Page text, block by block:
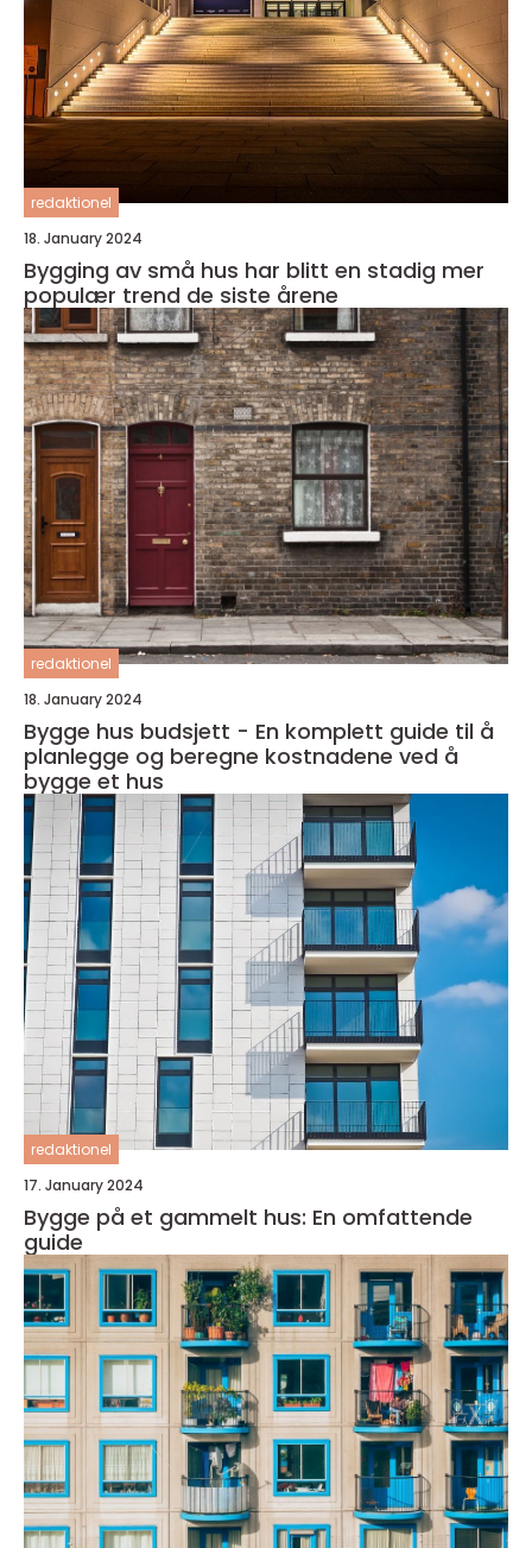
redaktionel
18. January 2024
Bygging av små hus har blitt en stadig mer
populær trend de siste årene
redaktionel
18. January 2024
Bygge hus budsjett - En komplett guide til å
planlegge og beregne kostnadene ved å
bygge et hus
redaktionel
17. January 2024
Bygge på et gammelt hus: En omfattende
guide